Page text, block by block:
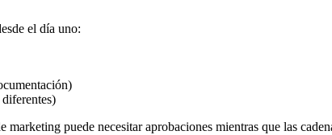
el día uno:
puede necesitar aprobaciones mientras que las